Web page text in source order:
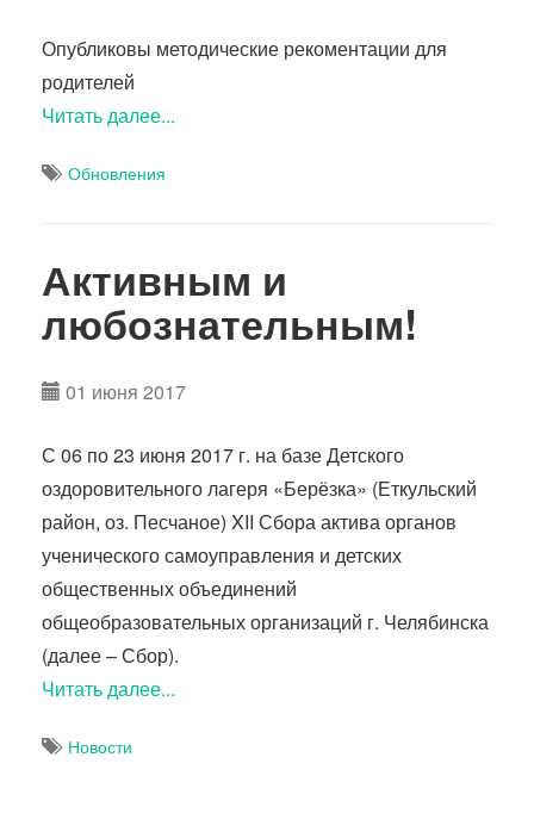
Опубликовы методические рекоментации для
родителей
Читать далее...
Обновления
Активным и
любознательным!
01 июня 2017
С 06 по 23 июня 2017 г. на базе Детского
оздоровительного лагеря «Берёзка» (Еткульский
район, оз. Песчаное) XII Сбора актива органов
ученического самоуправления и детских
общественных объединений
общеобразовательных организаций г. Челябинска
(далее – Сбор).
Читать далее...
Новости